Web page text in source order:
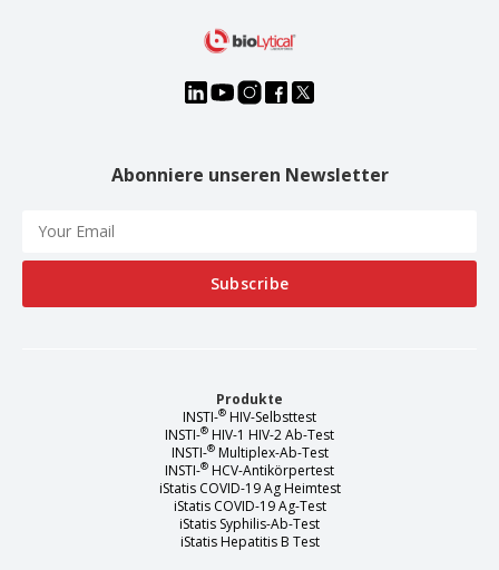
Abonniere unseren Newsletter
Produkte
INSTI-® HIV-Selbsttest
INSTI-® HIV-1 HIV-2 Ab-Test
INSTI-®Multiplex-Ab-Test
INSTI-® HCV-Antikörpertest
iStatis COVID-19 Ag Heimtest
iStatis COVID-19 Ag-Test
iStatis Syphilis-Ab-Test
iStatis Hepatitis B Test